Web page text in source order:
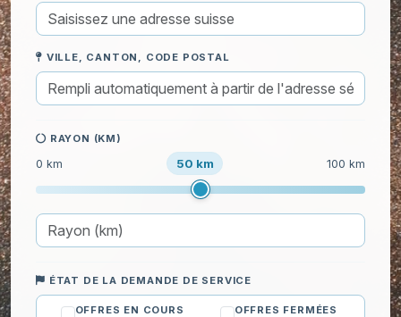
Sécurité
Installation d'alarme sans fil
Installation de caméras de surveillance
Pose de détecteur de fumée
Serrurerie
Toiture et Extérieur
Cours particuliers
Déménagement
Enfants
Informatique
Jardinage
Ménage
VILLE, CANTON, CODE POSTAL
RAYON (KM)
0 km 50 km 100 km
ÉTAT DE LA DEMANDE DE SERVICE
OFFRES EN COURS OFFRES FERMÉES